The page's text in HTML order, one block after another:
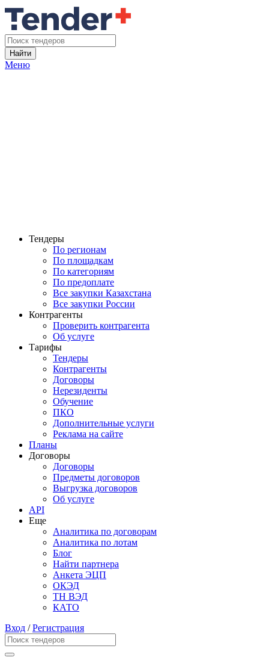
Найти
Меню
Тендеры
По регионам
По площадкам
По категориям
По предоплате
Все закупки Казахстана
Все закупки России
Контрагенты
Проверить контрагента
Об услуге
Тарифы
Тендеры
Контрагенты
Договоры
Нерезиденты
Обучение
ПКО
Дополнительные услуги
Реклама на сайте
Планы
Договоры
Договоры
Предметы договоров
Выгрузка договоров
Об услуге
API
Еще
Аналитика по договорам
Аналитика по лотам
Блог
Найти партнера
Анкета ЭЦП
ОКЭД
ТН ВЭД
КАТО
Вход /Регистрация